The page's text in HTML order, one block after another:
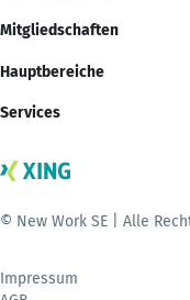
Mitgliedschaften
Hauptbereiche
Services
© New Work SE | Alle
Impressum